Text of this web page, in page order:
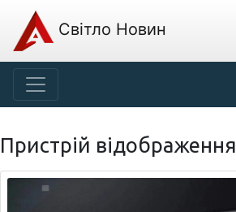
Світло Новин
Пристрій відображення